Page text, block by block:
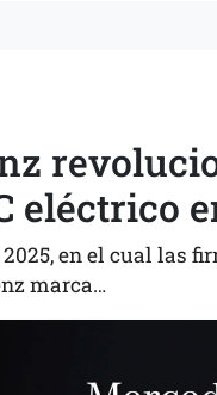
eléctrico
en el cual las
marca…